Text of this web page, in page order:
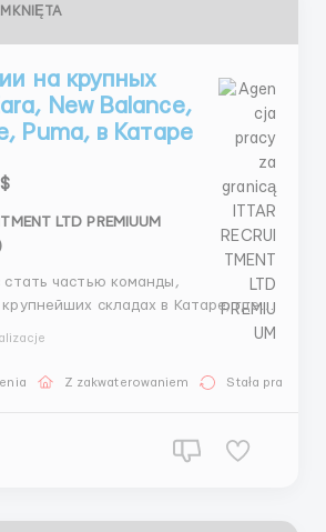
на крупных
New Balance,
Puma, в Катаре
LTD PREMIUUM
стать частью команды,
складах в Катаре, где
Это уникальная возможность
Z zakwaterowaniem Stała praca